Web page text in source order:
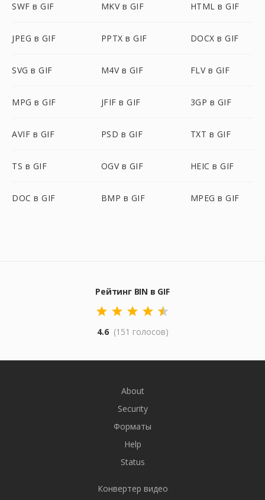
SWF в GIF MKV в GIF HTML в GIF
JPEG в GIF PPTX в GIF DOCX в GIF
SVG в GIF M4V в GIF FLV в GIF
MPG в GIF JFIF в GIF 3GP в GIF
AVIF в GIF PSD в GIF TXT в GIF
TS в GIF OGV в GIF HEIC в GIF
DOC в GIF BMP в GIF MPEG в GIF
Рейтинг BIN в GIF
4.6 (151 голосов)
About
Security
Форматы
Help
Status
Конвертер видео